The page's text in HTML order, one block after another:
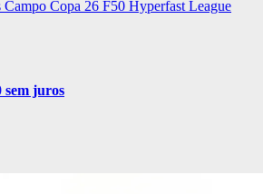
Copa 26 F50 Hyperfast League
sem juros